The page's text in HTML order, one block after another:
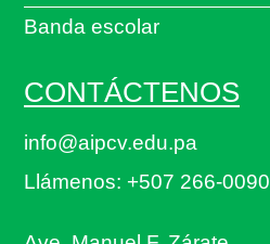
Banda escolar
CONTÁCTENOS
info@aipcv.edu.pa
Llámenos: +507 266-0090